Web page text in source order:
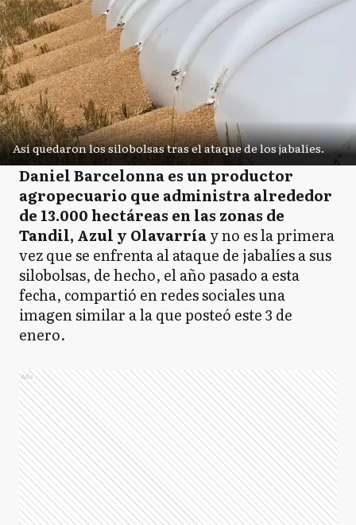
Así quedaron los silobolsas tras el ataque de los jabalíes.
Daniel Barcelonna es un productor
agropecuario que administra alrededor
de 13.000 hectáreas en las zonas de
Tandil, Azul y Olavarríay no es la primera
vez que se enfrenta al ataque de jabalíes a sus
silobolsas, de hecho, el año pasado a esta
fecha, compartió en redes sociales una
imagen similar a la que posteó este 3 de
enero.
Ads